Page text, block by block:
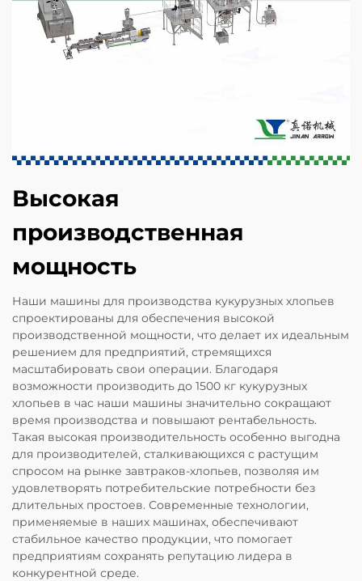
Высокая
производственная
мощность
Наши машины для производства кукурузных хлопьев
спроектированы для обеспечения высокой
производственной мощности, что делает их идеальным
решением для предприятий, стремящихся
масштабировать свои операции. Благодаря
возможности производить до 1500 кг кукурузных
хлопьев в час наши машины значительно сокращают
время производства и повышают рентабельность.
Такая высокая производительность особенно выгодна
для производителей, сталкивающихся с растущим
спросом на рынке завтраков-хлопьев, позволяя им
удовлетворять потребительские потребности без
длительных простоев. Современные технологии,
применяемые в наших машинах, обеспечивают
стабильное качество продукции, что помогает
предприятиям сохранять репутацию лидера в
конкурентной среде.